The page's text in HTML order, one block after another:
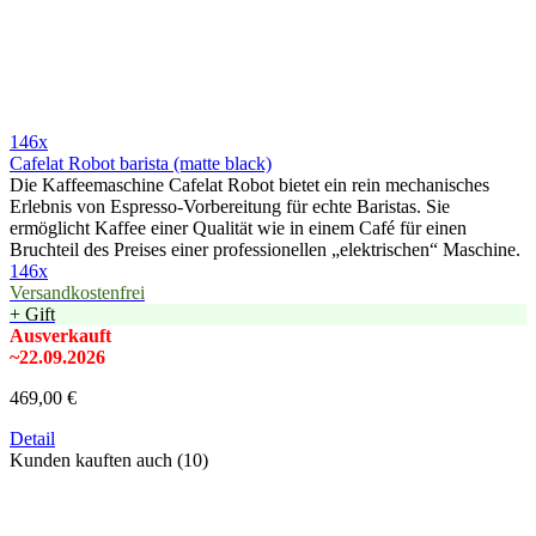
146x
Cafelat Robot barista (matte black)
Die Kaffeemaschine Cafelat Robot bietet ein rein mechanisches
Erlebnis von Espresso-Vorbereitung für echte Baristas. Sie
ermöglicht Kaffee einer Qualität wie in einem Café für einen
Bruchteil des Preises einer professionellen „elektrischen“ Maschine.
146x
Versandkostenfrei
+ Gift
Ausverkauft
~22.09.2026
469,00 €
Detail
Kunden kauften auch (10)